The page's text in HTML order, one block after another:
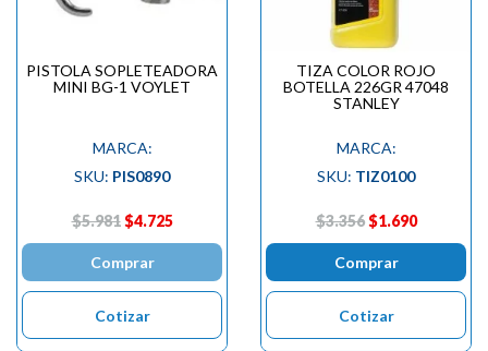
PISTOLA SOPLETEADORA
MINI BG-1 VOYLET
MARCA:
SKU: PIS0890
$5.981 $4.725
Comprar
Cotizar
TIZA COLOR ROJO
BOTELLA 226GR 47048
STANLEY
MARCA:
SKU: TIZ0100
$3.356 $1.690
Comprar
Cotizar